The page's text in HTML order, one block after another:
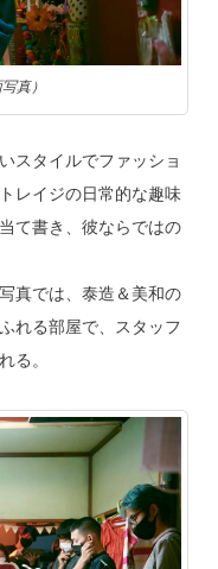
真）
スタイルでファッショ
レイジの日常的な趣味
て書き、彼ならではの
真では、泰造＆美和の
れる部屋で、スタッフ
る。